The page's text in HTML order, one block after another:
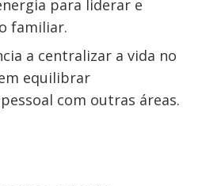
para liderar e
familiar.
a centralizar a vida no
equilibrar
com outras áreas.